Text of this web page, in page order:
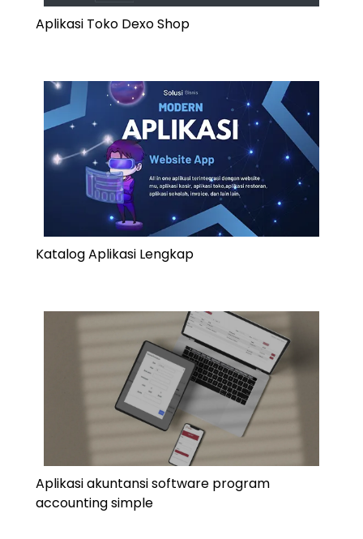
Aplikasi Toko Dexo Shop
Katalog Aplikasi Lengkap
Aplikasi akuntansi software program
accounting simple